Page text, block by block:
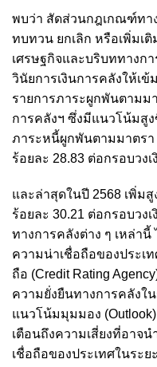
พบว่า สัดส่วนกฎเกณฑ์ทา
ทบทวน ยกเลิก หรือเพิ่มเ
เศรษฐกิจและบริบททางก
วินัยการเงินการคลังให้เข้
รายการภาระผูกพันตามม
การคลังฯ ซึ่งมีแนวโน้มสู
ภาระหนี้ผูกพันตามมาตรา
ร้อยละ 28.83 ต่อกรอบวง
และล่าสุดในปี 2568 เพิ่ม
ร้อยละ 30.21 ต่อกรอบวง
ทางการคลังต่าง ๆ เหล่า
ความน่าเชื่อถือของประเ
ถือ (Credit Rating
ความยั่งยืนทางการคลังใ
แนวโน้มมุมมอง
เตือนถึงความเสี่ยงที่อาจ
เชื่อถือของประเทศในระย